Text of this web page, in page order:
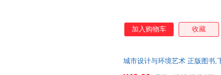
加入购物车 收藏
城市设计与环境艺术 正版图书,